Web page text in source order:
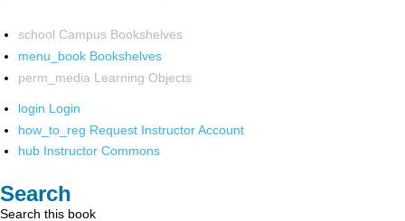
school Campus Bookshelves
menu_book Bookshelves
perm_media Learning Objects
login Login
how_to_reg Request Instructor Account
hub Instructor Commons
Search
Search this book